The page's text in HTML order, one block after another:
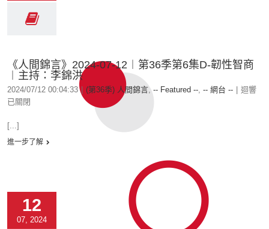
《人間錦言》2024-07-12︱第36季第6集D-韌性智商
︱主持：李錦洪
2024/07/12 00:04:33 (第36季) 人間錦言,-- Featured --, -- 網台 --
迴響
已關閉
[...]
進一步了解
12
07, 2024